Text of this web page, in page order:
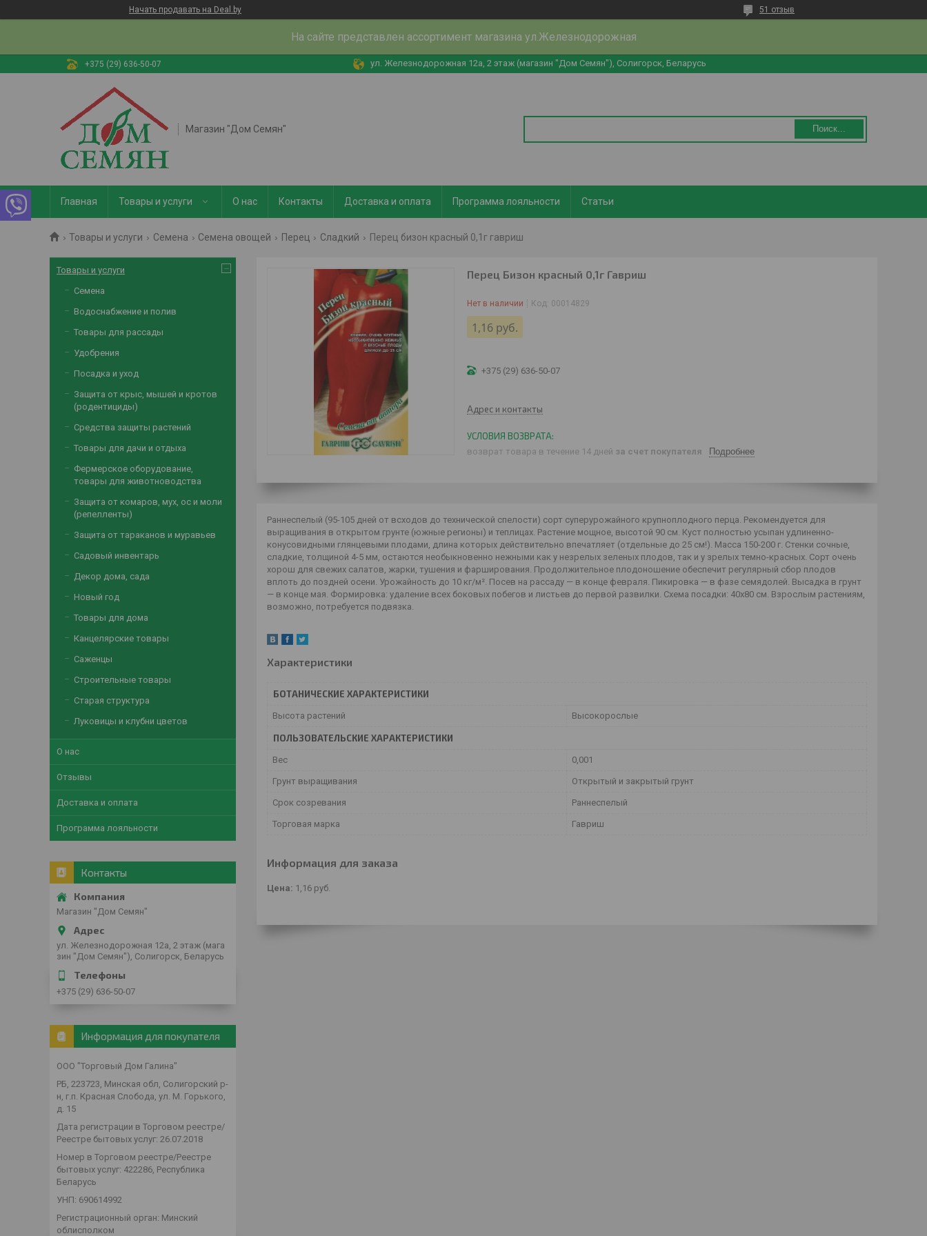
Начать продавать на Deal.by 51 отзыв
На сайте представлен ассортимент магазина ул.Железнодорожная
+375 (29) 636-50-07 ул. Железнодорожная 12а, 2 этаж (магазин "Дом Семян"), Солигорск, Беларусь
Магазин "Дом Семян" Поиск...
Главная Товары и услуги О нас Контакты Доставка и оплата Программа лояльности Статьи
Товары и услуги Семена Семена овощей Перец Сладкий Перец бизон красный 0,1г гавриш
Перец Бизон красный 0,1г Гавриш
Нет в наличии Код: 00014829
1,16 руб.
+375 (29) 636-50-07
Адрес и контакты
возврат товара в течение 14 дней за счет покупателя Подробнее
Раннеспелый (95-105 дней от всходов до технической спелости) сорт суперурожайного крупноплодного перца. Рекомендуется для
выращивания в открытом грунте (южные регионы) и теплицах. Растение мощное, высотой 90 см. Куст полностью усыпан удлиненно-
конусовидными глянцевыми плодами, длина которых действительно впечатляет (отдельные до 25 см!). Масса 150-200 г. Стенки сочные,
сладкие, толщиной 4-5 мм, остаются необыкновенно нежными как у незрелых зеленых плодов, так и у зрелых темно-красных. Сорт очень
хорош для свежих салатов, жарки, тушения и фарширования. Продолжительное плодоношение обеспечит регулярный сбор плодов
вплоть до поздней осени. Урожайность до 10 кг/м². Посев на рассаду — в конце февраля. Пикировка — в фазе семядолей. Высадка в грунт
— в конце мая. Формировка: удаление всех боковых побегов и листьев до первой развилки. Схема посадки: 40x80 см. Взрослым растениям,
возможно, потребуется подвязка.
Характеристики
БОТАНИЧЕСКИЕ ХАРАКТЕРИСТИКИ
Высота растений Высокорослые
ПОЛЬЗОВАТЕЛЬСКИЕ ХАРАКТЕРИСТИКИ
Вес 0,001
Грунт выращивания Открытый и закрытый грунт
Срок созревания Раннеспелый
Торговая марка Гавриш
Информация для заказа
Цена: 1,16 руб.
Товары и услуги
Семена
Водоснабжение и полив
Товары для рассады
Удобрения
Посадка и уход
Защита от крыс, мышей и кротов
(родентициды)
Средства защиты растений
Товары для дачи и отдыха
Фермерское оборудование,
товары для животноводства
Защита от комаров, мух, ос и моли
(репелленты)
Защита от тараканов и муравьев
Садовый инвентарь
Декор дома, сада
Новый год
Товары для дома
Канцелярские товары
Саженцы
Строительные товары
Старая структура
Луковицы и клубни цветов
О нас
Отзывы
Доставка и оплата
Программа лояльности
Контакты
Магазин "Дом Семян"
ул. Железнодорожная 12а, 2 этаж (мага
зин "Дом Семян"), Солигорск, Беларусь
+375 (29) 636-50-07
Информация для покупателя
ООО "Торговый Дом Галина"
РБ, 223723, Минская обл, Солигорский р-
н, г.п. Красная Слобода, ул. М. Горького,
д. 15
Дата регистрации в Торговом реестре/
Реестре бытовых услуг: 26.07.2018
Номер в Торговом реестре/Реестре
бытовых услуг: 422286, Республика
Беларусь
УНП: 690614992
Регистрационный орган: Минский
облисполком